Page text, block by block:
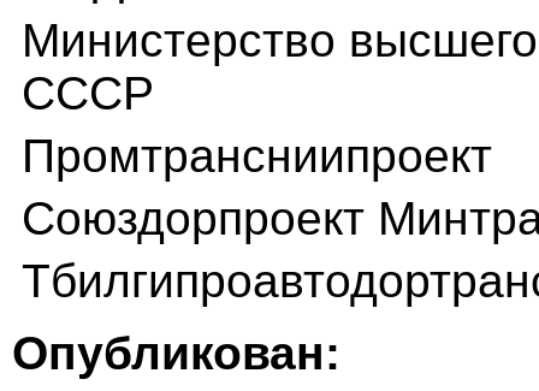
Министерство
СССР
Промтрансниипроект
Союздорпроект
Опубликован: